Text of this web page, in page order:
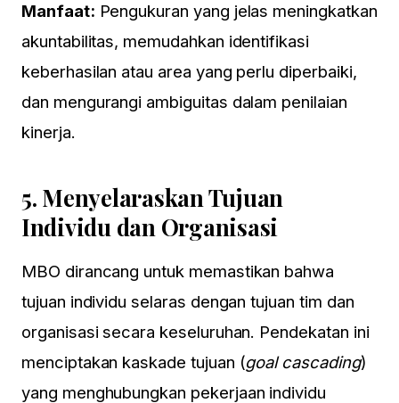
Manfaat: Pengukuran yang jelas meningkatkan
akuntabilitas, memudahkan identifikasi
keberhasilan atau area yang perlu diperbaiki,
dan mengurangi ambiguitas dalam penilaian
kinerja.
5. Menyelaraskan Tujuan
Individu dan Organisasi
MBO dirancang untuk memastikan bahwa
tujuan individu selaras dengan tujuan tim dan
organisasi secara keseluruhan. Pendekatan ini
menciptakan kaskade tujuan (goal cascading)
yang menghubungkan pekerjaan individu
Jakarta
KLIK DISINI
Pendaftaran via whatsapp:
0818715595, 087881000100, 087881888899